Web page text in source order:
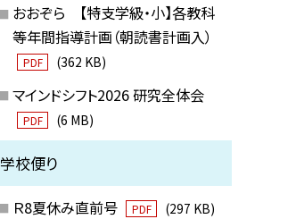
おおぞら 【特支学級・小】各教科
等年間指導計画（朝読書計画入）
PDF (362 KB)
マインドシフト2026 研究全体会
PDF (6 MB)
学校便り
Ｒ8夏休み直前号 PDF (297 KB)